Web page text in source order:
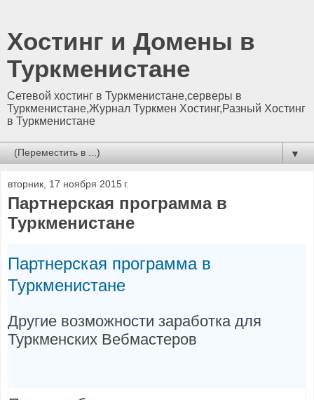
Хостинг и Домены в
Туркменистане
Сетевой хостинг в Туркменистане,серверы в
Туркменистане,Журнал Туркмен Хостинг,Разный Хостинг
в Туркменистане
▼
вторник, 17 ноября 2015 г.
Партнерская программа в
Туркменистане
Партнерская программа в
Туркменистане
Другие возможности заработка для
Туркменских Вебмастеров